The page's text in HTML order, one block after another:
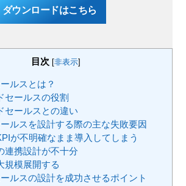
ダウンロードはこちら
目次 [非表示]
ルスとは？
セールスの役割
セールスとの違い
ルスを設計する際の主な失敗要因
が不明確なまま導入してしまう
連携設計が不十分
規模展開する
ルスの設計を成功させるポイント